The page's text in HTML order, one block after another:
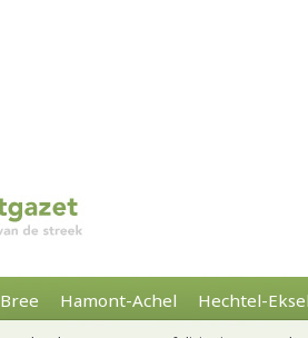
Bree Hamont-Achel Hechtel-